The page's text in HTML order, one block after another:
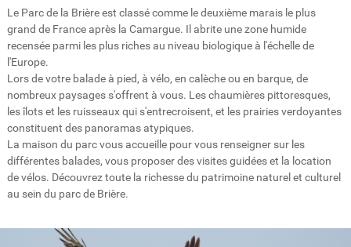
Le Parc de la Brière est classé comme le deuxième marais le plus
grand de France après la Camargue. Il abrite une zone humide
recensée parmi les plus riches au niveau biologique à l'échelle de
l'Europe.
Lors de votre balade à pied, à vélo, en calèche ou en barque, de
nombreux paysages s'offrent à vous. Les chaumières pittoresques,
les îlots et les ruisseaux qui s'entrecroisent, et les prairies verdoyantes
constituent des panoramas atypiques.
La maison du parc vous accueille pour vous renseigner sur les
différentes balades, vous proposer des visites guidées et la location
de vélos. Découvrez toute la richesse du patrimoine naturel et culturel
au sein du parc de Brière.